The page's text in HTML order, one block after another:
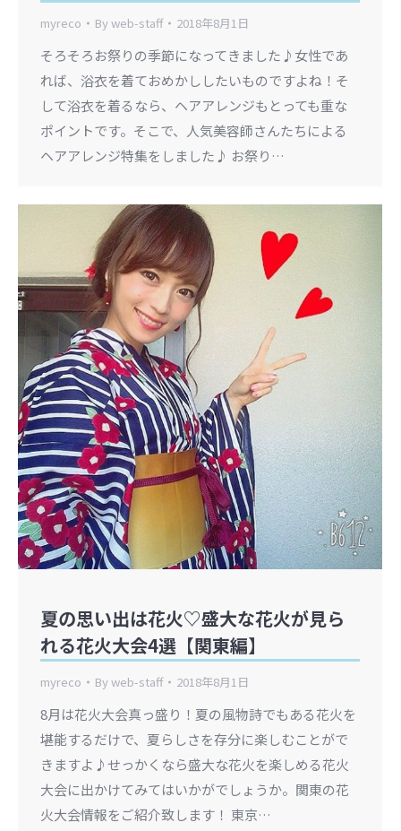
myreco Byweb-staff 2018年8月1日
そろそろお祭りの季節になってきました♪女性であ
れば、浴衣を着ておめかししたいものですよね！そ
して浴衣を着るなら、ヘアアレンジもとっても重な
ポイントです。そこで、人気美容師さんたちによる
ヘアアレンジ特集をしました♪ お祭り…
夏の思い出は花火♡盛大な花火が見ら
れる花火大会4選【関東編】
myreco Byweb-staff 2018年8月1日
8月は花火大会真っ盛り！夏の風物詩でもある花火を
堪能するだけで、夏らしさを存分に楽しむことがで
きますよ♪せっかくなら盛大な花火を楽しめる花火
大会に出かけてみてはいかがでしょうか。関東の花
火大会情報をご紹介致します！ 東京…